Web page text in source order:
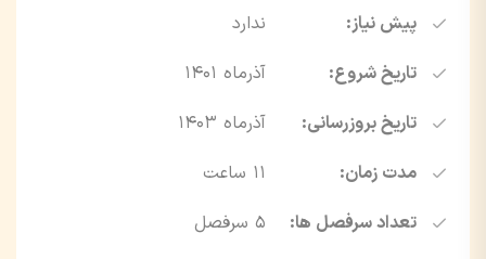
پیش نیاز:
ندارد
تاریخ شروع:
آذرماه ۱۴۰۱
تاریخ بروزرسانی:
آذرماه ۱۴۰۳
مدت زمان:
11 ساعت
تعداد سرفصل ها:
۵ سرفصل